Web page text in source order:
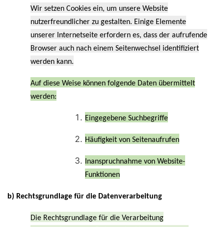
Wir setzen Cookies ein, um unsere Website
nutzerfreundlicher zu gestalten. Einige Elemente
unserer Internetseite erfordern es, dass der aufrufende
Browser auch nach einem Seitenwechsel identifiziert
werden kann.
Auf diese Weise können folgende Daten übermittelt
werden:
Eingegebene Suchbegriffe
Häufigkeit von Seitenaufrufen
Inanspruchnahme von Website-
Funktionen
b) Rechtsgrundlage für die Datenverarbeitung
Die Rechtsgrundlage für die Verarbeitung